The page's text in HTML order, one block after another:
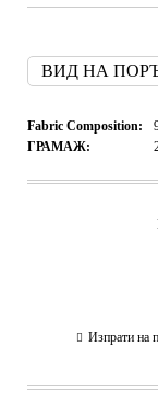
Fabric Composition:
ГРАМАЖ:
Изпрати на